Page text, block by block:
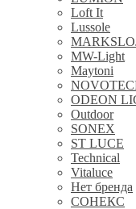
Loft It
Lussole
MW-Light
Maytoni
ODEON
Outdoor
SONEX
ST LUCE
Technical
Vitaluce
Нет бренда
СОНЕКС